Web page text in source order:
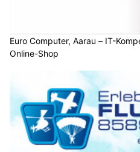
Euro Computer, Aarau – IT-
Online-Shop